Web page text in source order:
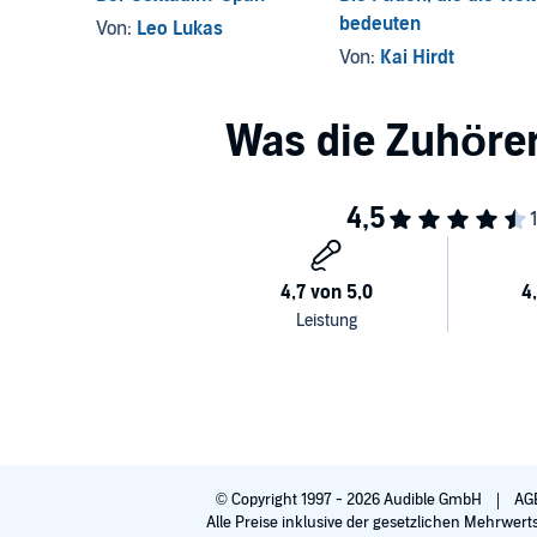
Von: Leo Lukas
bedeuten
Von: Kai Hirdt
© Copyright 1997 - 2026 Audible GmbH
Alle Preise inklusive der gesetzlichen